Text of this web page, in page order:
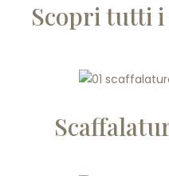
Scopri tutti